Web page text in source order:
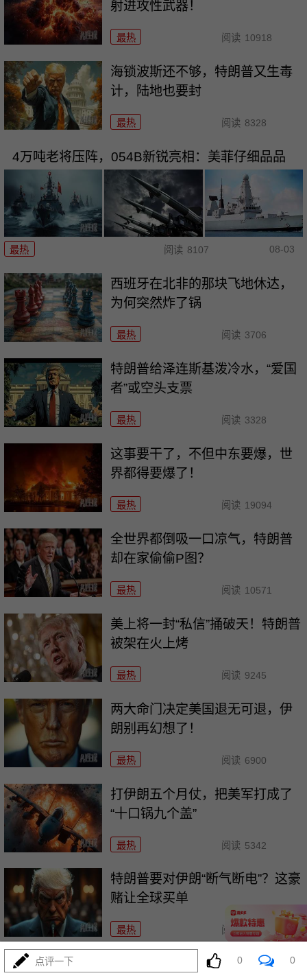
射进攻性武器！
最热 阅读 10918
海锁波斯还不够，特朗普又生毒
计，陆地也要封
最热 阅读 8328
4万吨老将压阵，054B新锐亮相：美菲仔细品品
最热 阅读 8107 08-03
西班牙在北非的那块飞地休达，
为何突然炸了锅
最热 阅读 3706
特朗普给泽连斯基泼冷水，“爱国
者”或空头支票
最热 阅读 3328
这事要干了，不但中东要爆，世
界都得要爆了！
最热 阅读 19094
全世界都倒吸一口凉气，特朗普
却在家偷偷P图？
最热 阅读 10571
美上将一封“私信”捅破天！特朗普
被架在火上烤
最热 阅读 9245
两大命门决定美国退无可退，伊
朗别再幻想了！
最热 阅读 6900
打伊朗五个月仗，把美军打成了
“十口锅九个盖”
最热 阅读 5342
特朗普要对伊朗“断气断电”？这豪
赌让全球买单
最热 阅读 4486
五万人一夜破城，欧盟真怕了！
点评一下 0 0